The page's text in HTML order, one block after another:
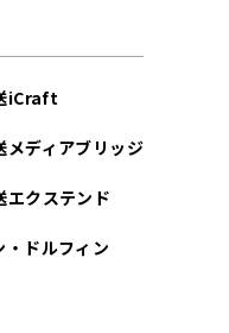
iCraft
メディアブリッジ
エクステンド
・ドルフィン